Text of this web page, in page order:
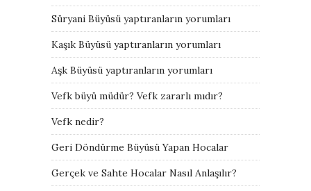
Süryani Büyüsü yaptıranların yorumları
Kaşık Büyüsü yaptıranların yorumları
Aşk Büyüsü yaptıranların yorumları
Vefk büyü müdür? Vefk zararlı mıdır?
Vefk nedir?
Geri Döndürme Büyüsü Yapan Hocalar
Gerçek ve Sahte Hocalar Nasıl Anlaşılır?